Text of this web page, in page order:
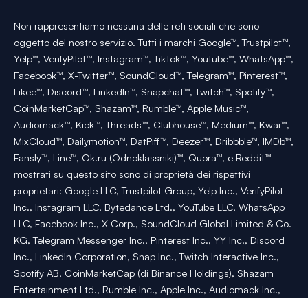
Non rappresentiamo nessuna delle reti sociali che sono
oggetto del nostro servizio. Tutti i marchi Google™, Trustpilot™,
Yelp™, VerifyPilot™, Instagram™, TikTok™, YouTube™, WhatsApp™,
Facebook™, X-Twitter™, SoundCloud™, Telegram™, Pinterest™,
Likee™, Discord™, LinkedIn™, Snapchat™, Twitch™, Spotify™,
CoinMarketCap™, Shazam™, Rumble™, Apple Music™,
Audiomack™, Kick™, Threads™, Clubhouse™, Medium™, Kwai™,
MixCloud™, Dailymotion™, DatPiff™, Deezer™, Dribbble™, IMDb™,
Fansly™, Line™, Ok.ru (Odnoklassniki)™, Quora™, e Reddit™
mostrati su questo sito sono di proprietà dei rispettivi
proprietari: Google LLC, Trustpilot Group, Yelp Inc., VerifyPilot
Inc., Instagram LLC, Bytedance Ltd., YouTube LLC, WhatsApp
LLC, Facebook Inc., X Corp., SoundCloud Global Limited & Co.
KG, Telegram Messenger Inc., Pinterest Inc., YY Inc., Discord
Inc., LinkedIn Corporation, Snap Inc., Twitch Interactive Inc.,
Spotify AB, CoinMarketCap (di Binance Holdings), Shazam
Entertainment Ltd., Rumble Inc., Apple Inc., Audiomack Inc.,